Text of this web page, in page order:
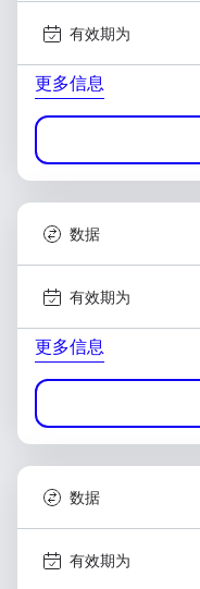
有效期为
更多信息
数据
有效期为
更多信息
数据
有效期为